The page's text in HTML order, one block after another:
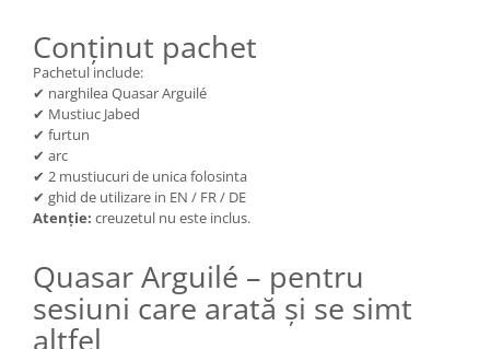
Conținut pachet
Pachetul include:
✔ narghilea Quasar Arguilé
✔ Mustiuc Jabed
✔ furtun
✔ arc
✔ 2 mustiucuri de unica folosinta
✔ ghid de utilizare in EN / FR / DE
Atenție: creuzetul nu este inclus.
Quasar Arguilé – pentru
sesiuni care arată și se simt
altfel